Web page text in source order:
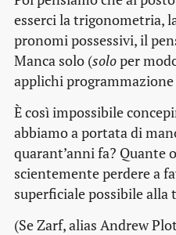
esserci la trigonometria,
pronomi possessivi, il
Manca solo (soloper
applichi programmazione
È così impossibile
abbiamo a portata di
quarant’anni fa? Quante
scientemente perdere a
superficiale possibile alla
(Se Zarf, alias Andrew